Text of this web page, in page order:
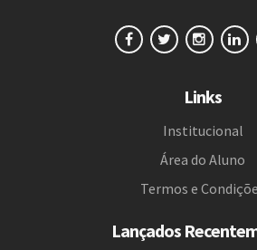
Links
Institucional
Área do Aluno
Termos e
Lançados